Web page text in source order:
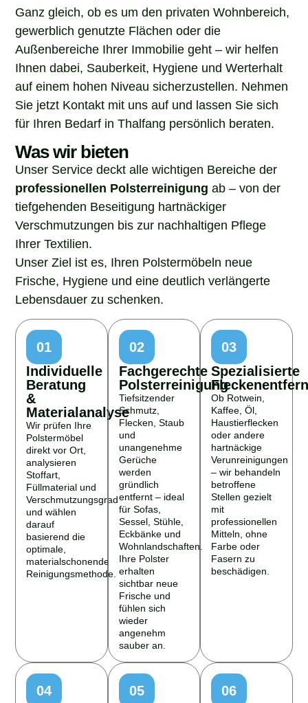
Ganz gleich, ob es um den privaten Wohnbereich,
gewerblich genutzte Flächen oder die
Außenbereiche Ihrer Immobilie geht – wir helfen
Ihnen dabei, Sauberkeit, Hygiene und Werterhalt
auf einem hohen Niveau sicherzustellen. Nehmen
Sie jetzt Kontakt mit uns auf und lassen Sie sich
für Ihren Bedarf in Thalfang persönlich beraten.
Was wir bieten
Unser Service deckt alle wichtigen Bereiche der
professionellen Polsterreinigung ab – von der
tiefgehenden Beseitigung hartnäckiger
Verschmutzungen bis zur nachhaltigen Pflege
Ihrer Textilien.
Unser Ziel ist es, Ihren Polstermöbeln neue
Frische, Hygiene und eine deutlich verlängerte
Lebensdauer zu schenken.
01
Individuelle
Beratung
&
Materialanalyse
Wir prüfen Ihre
Polstermöbel
direkt vor Ort,
analysieren
Stoffart,
Füllmaterial und
Verschmutzungsgrad
und wählen
darauf
basierend die
optimale,
materialschonende
Reinigungsmethode.
02
Fachgerechte
Polsterreinigung
Tiefsitzender
Schmutz,
Flecken, Staub
und
unangenehme
Gerüche
werden
gründlich
entfernt – ideal
für Sofas,
Sessel, Stühle,
Eckbänke und
Wohnlandschaften.
Ihre Polster
erhalten
sichtbar neue
Frische und
fühlen sich
wieder
angenehm
sauber an.
03
Spezialisierte
Ob Rotwein,
Kaffee, Öl,
Haustierflecken
oder andere
hartnäckige
Verunreinigungen
– wir behandeln
betroffene
Stellen gezielt
mit
professionellen
Mitteln, ohne
Farbe oder
Fasern zu
beschädigen.
04
05
06